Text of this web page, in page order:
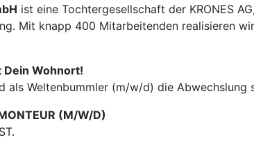
ist eine Tochter­gesellschaft der KRONES
Mit knapp 400 Mitarbei­tenden realisieren
Dein Wohnort!
als Weltenbummler (m/w/d) die
(M/W/D)